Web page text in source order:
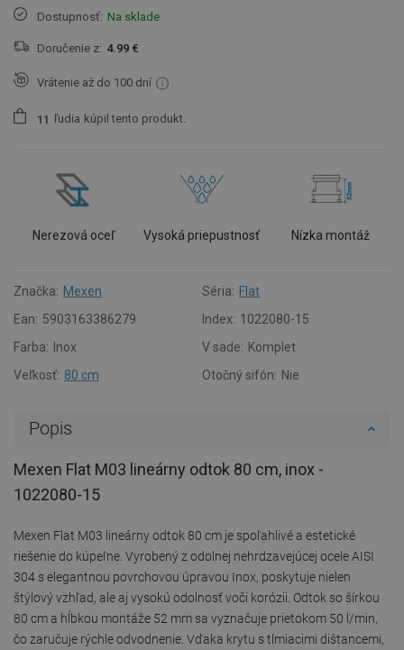
Dostupnosť: Na sklade
Doručenie z: 4.99 €
Vrátenie až do 100 dní
1 1 ľudia kúpil tento produkt.
Nerezová oceľ Vysoká priepustnosť Nízka montáž
Značka: Mexen Séria: Flat
Ean: 5903163386279 Index: 1022080-15
Farba:
Inox V sade: Komplet
Veľkosť: 80 cm Otočný sifón: Nie
Popis
Mexen Flat M03 lineárny odtok 80 cm, inox -
1022080-15
Mexen Flat M03 lineárny odtok 80 cm je spoľahlivé a estetické
riešenie do kúpeľne. Vyrobený z odolnej nehrdzavejúcej ocele AISI
304 s elegantnou povrchovou úpravou Inox, poskytuje nielen
štýlový vzhľad, ale aj vysokú odolnosť voči korózii. Odtok so šírkou
80 cm a hĺbkou montáže 52 mm sa vyznačuje prietokom 50 l/min,
čo zaručuje rýchle odvodnenie. Vďaka krytu s tlmiacimi dištancemi,